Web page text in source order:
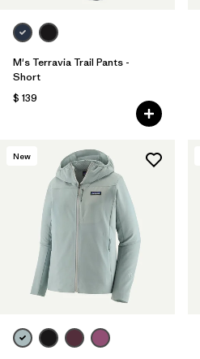
M's Terravia Trail Pants -
Short
$ 139
New